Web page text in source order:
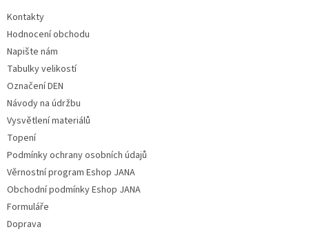
Kontakty
Hodnocení obchodu
Napište nám
Tabulky velikostí
Označení DEN
Návody na údržbu
Vysvětlení materiálů
Topení
Podmínky ochrany osobních údajů
Věrnostní program Eshop JANA
Obchodní podmínky Eshop JANA
Formuláře
Doprava